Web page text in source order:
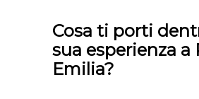
Cosa ti porti
sua esperienza a
Emilia?